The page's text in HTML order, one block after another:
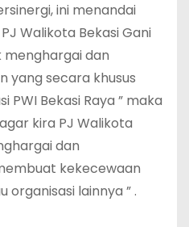
ini menandai
Walikota Bekasi Gani
menghargai dan
yang secara khusus
PWI Bekasi Raya ” maka
kira PJ Walikota
dan
kekecewaan
organisasi lainnya ” .